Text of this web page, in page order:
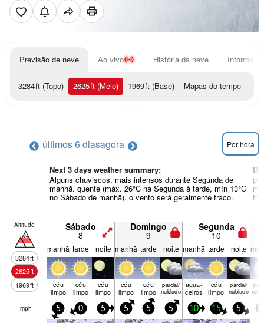
Previsão de neve Ao vivo História da neve
3284ft (Topo) 2625ft (Meio) 1969ft (Base) Mapas do tempo
últimos 6 diasagora Por hora
Next 3 days weather summary:
Alguns chuviscos, mais intensos durante Segunda de
manhã. quente (máx. 26°C na Segunda à tarde, mín 13°C
no Sábado de manhã). o vento será geralmente fraco.
Altitude
3284ft
2625ft
1969ft
Sábado
8
Domingo
9
Segunda
10
manhã tarde noite manhã tarde noite manhã tarde noite
céu
limpo
céu
limpo
céu
limpo
céu
limpo
céu
limpo
parcial/
nublado
agua­
ceiros
céu
limpo
parcial/
nublado
mph 5 0 5 5 5 5 10 15 5